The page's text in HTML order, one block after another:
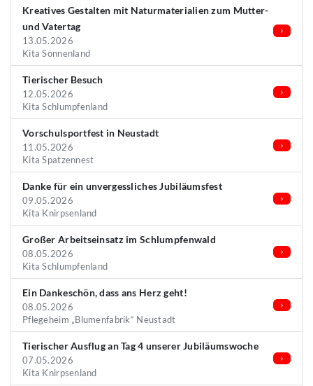
Kreatives Gestalten mit Naturmaterialien zum Mutter-
und Vatertag
13.05.2026
Kita Sonnenland
Tierischer Besuch
12.05.2026
Kita Schlumpfenland
Vorschulsportfest in Neustadt
11.05.2026
Kita Spatzennest
Danke für ein unvergessliches Jubiläumsfest
09.05.2026
Kita Knirpsenland
Großer Arbeitseinsatz im Schlumpfenwald
08.05.2026
Kita Schlumpfenland
Ein Dankeschön, dass ans Herz geht!
08.05.2026
Pflegeheim „Blumenfabrik“ Neustadt
Tierischer Ausflug an Tag 4 unserer Jubiläumswoche
07.05.2026
Kita Knirpsenland